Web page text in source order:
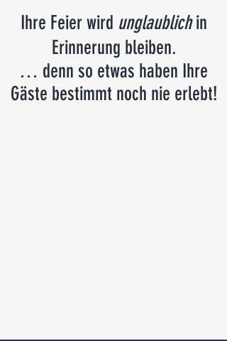
Ihre Feier wird unglaublichin
Erinnerung bleiben.
… denn so etwas haben Ihre
Gäste bestimmt noch nie erlebt!